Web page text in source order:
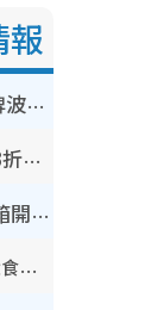
報
開倉優惠 | 尖沙咀海港城名牌波鞋開倉低至1折！On鞋$899起／Joy&Peace鞋履$98起
CHANEL美妝限時減價低至3折！人氣粉底/唇膏/精華液低至$275！COCO香水都有平
開倉優惠｜尖沙咀名牌行李箱開倉低至4折！一連5日 American Tourister/ace./Hallmark $200起！
【8月生日優惠2026】全港85大食買玩著數攻略 自助餐/火鍋放題同行免費＋誠品/DONKI送現金券